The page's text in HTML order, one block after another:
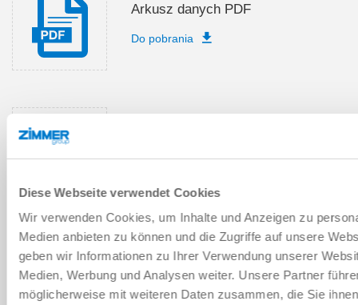
Diese Webseite verwendet Cookies
Wir verwenden Cookies, um Inhalte und Anzeigen zu
Medien anbieten zu können und die Zugriffe auf unsere
geben wir Informationen zu Ihrer Verwendung unserer
Medien, Werbung und Analysen weiter. Unsere Partner
möglicherweise mit weiteren Daten zusammen, die Sie
Arkusz danych PDF
Do pobrania
Instrukcja montażu i obsługi
Do pobrania